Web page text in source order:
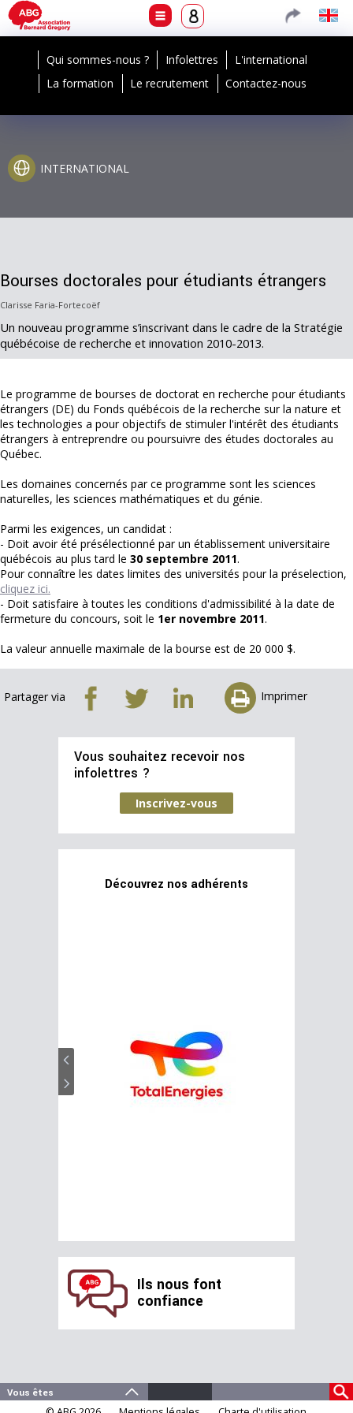
Qui sommes-nous ? Infolettres
L'international
La formation
Le recrutement Contactez-nous
INTERNATIONAL
Bourses doctorales pour étudiants étrangers
Clarisse Faria-Fortecoëf
Un nouveau programme s’inscrivant dans le cadre de la Stratégie
québécoise de recherche et innovation 2010-2013.
Le programme de bourses de doctorat en recherche pour étudiants
étrangers (DE) du Fonds québécois de la recherche sur la nature et
les technologies a pour objectifs de stimuler l'intérêt des étudiants
étrangers à entreprendre ou poursuivre des études doctorales au
Québec.
Les domaines concernés par ce programme sont les sciences
naturelles, les sciences mathématiques et du génie.
Parmi les exigences, un candidat :
- Doit avoir été présélectionné par un établissement universitaire
québécois au plus tard le 30 septembre 2011.
Pour connaître les dates limites des universités pour la préselection,
cliquez ici.
- Doit satisfaire à toutes les conditions d'admissibilité à la date de
fermeture du concours, soit le 1er novembre 2011.
La valeur annuelle maximale de la bourse est de 20 000 $.
Partager via Imprimer
Vous souhaitez recevoir nos
infolettres ?
Inscrivez-vous
Découvrez nos adhérents
Ils nous font
confiance